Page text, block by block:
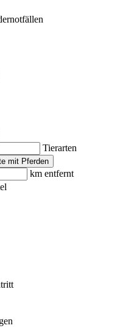
Tierarten
mit Pferden
km entfernt